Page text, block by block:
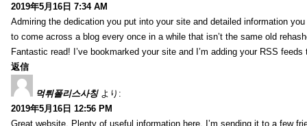
2019年5月16日 7:34 AM
Admiring the dedication you put into your site and detailed information you
to come across a blog every once in a while that isn’t the same old
Fantastic read! I’ve bookmarked your site and I’m adding your RSS
返信
먹튀폴리스사칭 より:
2019年5月16日 12:56 PM
Great website. Plenty of useful information here. I’m sending it to a few